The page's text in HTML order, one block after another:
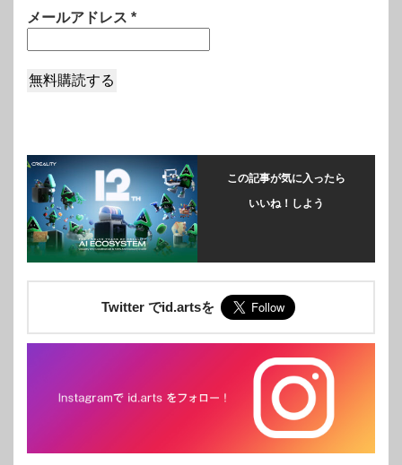
メールアドレス *
この記事が気に入ったら
いいね！しよう
Twitter でid.artsを